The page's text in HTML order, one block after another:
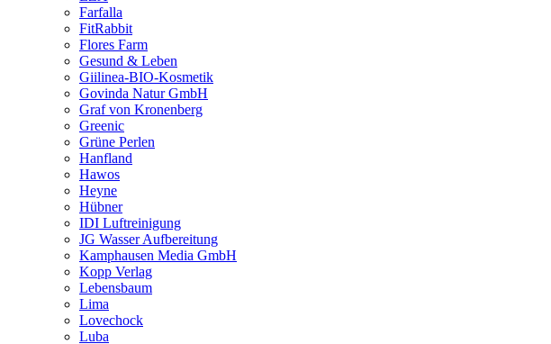
Farfalla
FitRabbit
Flores Farm
Gesund & Leben
Giilinea-BIO-Kosmetik
Govinda Natur GmbH
Graf von Kronenberg
Greenic
Grüne Perlen
Hanfland
Hawos
Heyne
Hübner
IDI Luftreinigung
JG Wasser Aufbereitung
Kamphausen Media GmbH
Kopp Verlag
Lebensbaum
Lima
Lovechock
Luba